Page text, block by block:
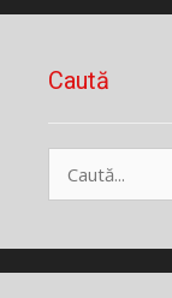
Caută
după: